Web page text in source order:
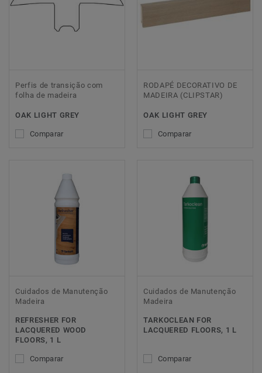
Perfis de transição com
folha de madeira
OAK LIGHT GREY
Comparar
RODAPÉ DECORATIVO DE
MADEIRA (CLIPSTAR)
OAK LIGHT GREY
Comparar
Cuidados de Manutenção
Madeira
REFRESHER FOR
LACQUERED WOOD
FLOORS, 1 L
Comparar
Cuidados de Manutenção
Madeira
TARKOCLEAN FOR
LACQUERED FLOORS, 1 L
Comparar